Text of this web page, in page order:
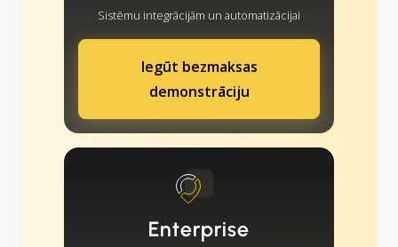
Sistēmu integrācijām un automatizācijai
Iegūt bezmaksas
demonstrāciju
Enterprise